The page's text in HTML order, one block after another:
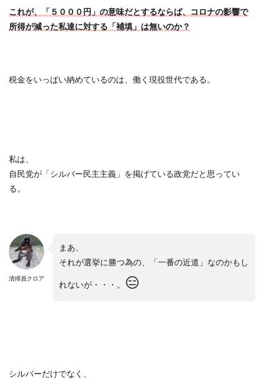
これが、「５０００円」の意味だとするならば、コロナの影響で
所得が減った私達に対する「補填」は無いのか？
税金をいっぱい納めているのは、働く現役世代である。
私は、
自民党が「シルバー民主主義」を掲げている政党だと思ってい
る。
清掃員クロア
まあ、
それが選挙に勝つ為の、「一番の近道」なのかもし
れないが・・・。 😑
シルバーだけでなく、